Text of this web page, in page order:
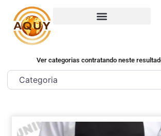
Ver categorias contratando neste